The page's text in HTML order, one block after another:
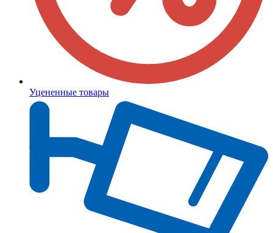
Уцененные товары